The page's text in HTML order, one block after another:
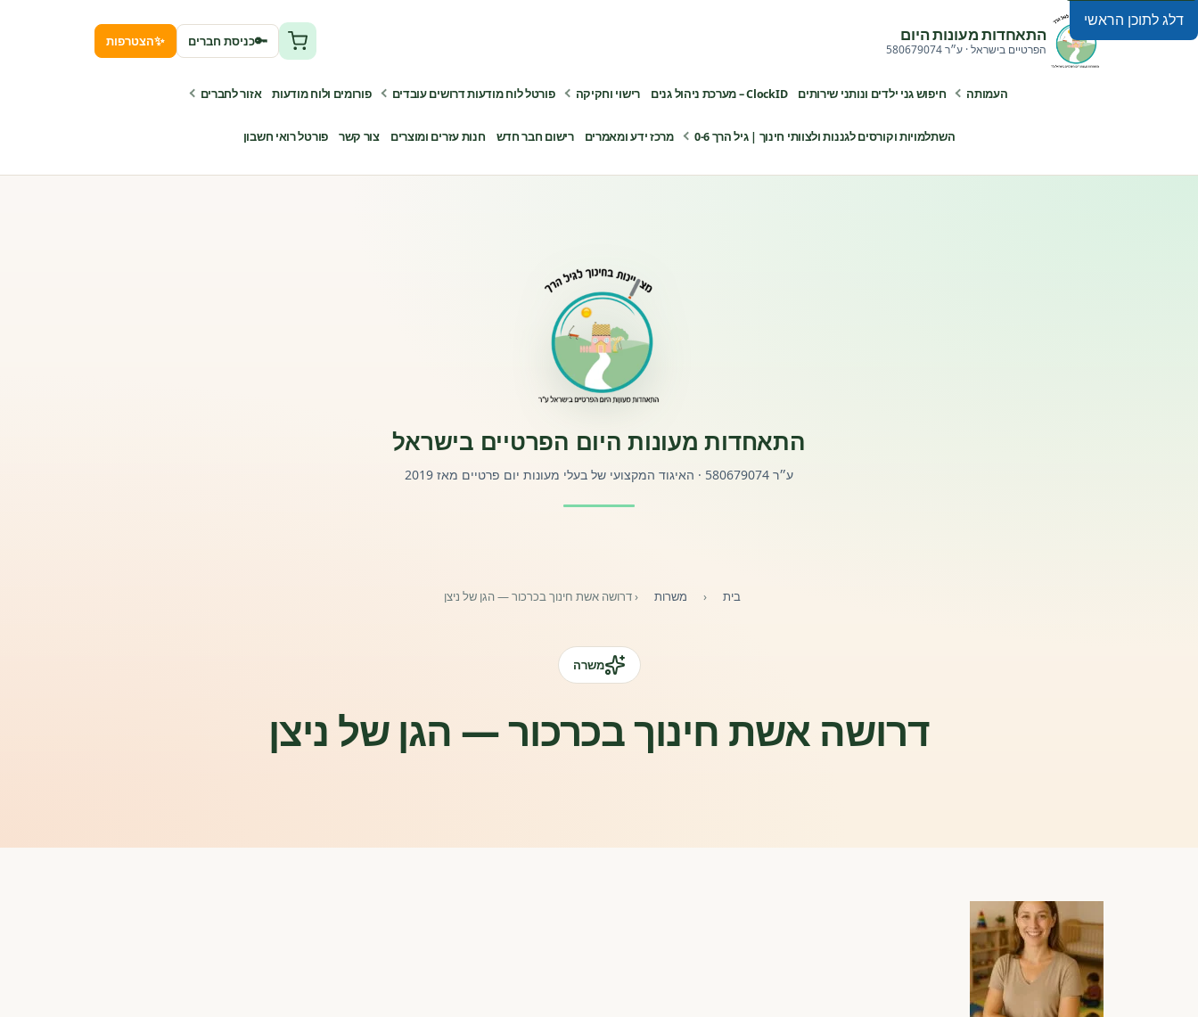
דלג לתוכן הראשי
התאחדות מעונות היום
הפרטיים בישראל · ע״ר 580679074
העמותה חיפוש גני ילדים ונותני שירותים ClockID – מערכת ניהול גנים רישוי וחקיקה פורטל לוח מודעות דרושים עובדים פורומים ולוח מודעות אזור לחברים
השתלמויות וקורסים לגננות ולצוותי חינוך | גיל הרך 0-6 מרכז ידע ומאמרים רישום חבר חדש חנות עזרים ומוצרים צור קשר פורטל רואי חשבון
🔑כניסת חברים ✨הצטרפות
התאחדות מעונות היום הפרטיים בישראל
ע״ר 580679074 · האיגוד המקצועי של בעלי מעונות יום פרטיים מאז 2019
בית ‹ משרות ‹דרושה אשת חינוך בכרכור — הגן של ניצן
משרה
דרושה אשת חינוך בכרכור — הגן של ניצן